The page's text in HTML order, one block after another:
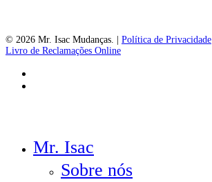
© 2026 Mr. Isac Mudanças. | Política de Privacidade
Livro de Reclamações Online
Menu
Mr. Isac
Sobre nós